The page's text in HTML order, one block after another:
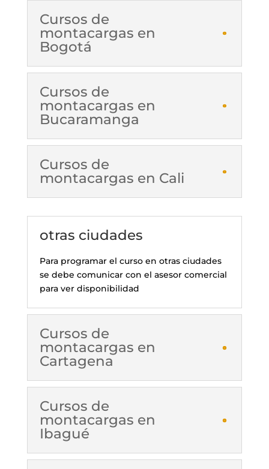
Cursos de
montacargas en
Bogotá
Cursos de
montacargas en
Bucaramanga
Cursos de
montacargas en Cali
otras ciudades
Para programar el curso en otras ciudades
se debe comunicar con el asesor comercial
para ver disponibilidad
Cursos de
montacargas en
Cartagena
Cursos de
montacargas en
Ibagué